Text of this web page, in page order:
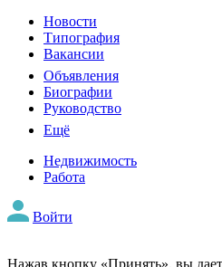
Новости
Типография
Вакансии
Объявления
Биографии
Руководство
Ещё
Недвижимость
Работа
Войти
Нажав кнопку «Принять», вы